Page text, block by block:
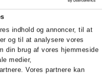
indhold og annoncer, til at
og til at analysere vores
din brug af vores hjemmeside
medier,
Vores partnere kan